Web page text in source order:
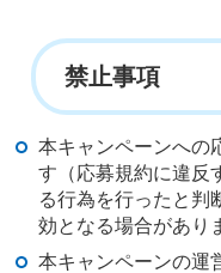
禁止事項
本キャンペーンへの
す（応募規約に違反
る行為を行ったと判
効となる場合があり
本キャンペーンの運